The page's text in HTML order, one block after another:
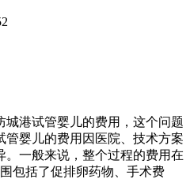
港试管婴儿的费用，这个问题
婴儿的费用因医院、技术方案
一般来说，整个过程的费用在
包括了促排卵药物、手术费